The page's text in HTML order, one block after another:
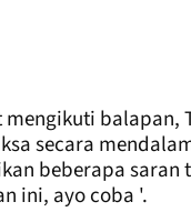
balapan,
secara
beberapa
ini, ayo coba '.